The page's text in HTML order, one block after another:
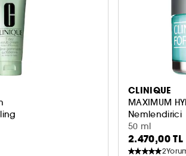
CLINIQUE
MAXIMUM
Nemlendirici
50 ml
2.470,00 TL
2